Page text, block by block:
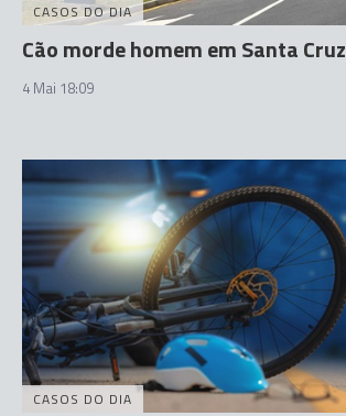
CASOS DO DIA
Cão morde homem em Santa Cruz
4 Mai 18:09
CASOS DO DIA